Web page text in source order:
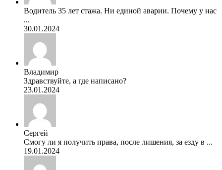
Водитель 35 лет стажа. Ни единой аварии. Почему у нас
...
30.01.2024
Владимир
Здравствуйте, а где написано?
23.01.2024
Сергей
Смогу ли я получить права, после лишения, за езду в ...
19.01.2024